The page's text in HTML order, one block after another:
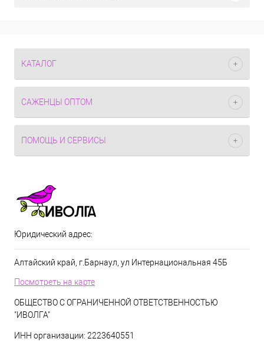
КАТАЛОГ
САЖЕНЦЫ ОПТОМ
ПОМОЩЬ И СЕРВИСЫ
Юридический адрес:
Алтайский край, г.Барнаул, ул Интернациональная 45Б
Посмотреть на карте
ОБЩЕСТВО С ОГРАНИЧЕННОЙ ОТВЕТСТВЕННОСТЬЮ
"ИВОЛГА"
ИНН организации: 2223640551